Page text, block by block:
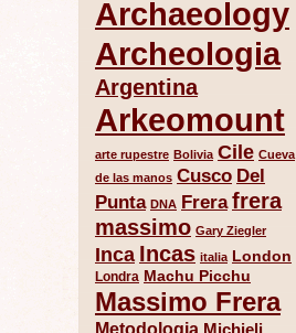
Archaeology
Archeologia
Argentina
Arkeomount
arte rupestre Bolivia Cile Cueva
de las manos Cusco Del
Punta DNA Frera frera
massimo Gary Ziegler
Inca Incas italia London
Londra Machu Picchu
Massimo Frera
Metodologia